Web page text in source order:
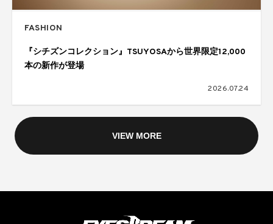
FASHION
『シチズンコレクション』TSUYOSAから世界限定12,000
本の新作が登場
2026.07.24
VIEW MORE